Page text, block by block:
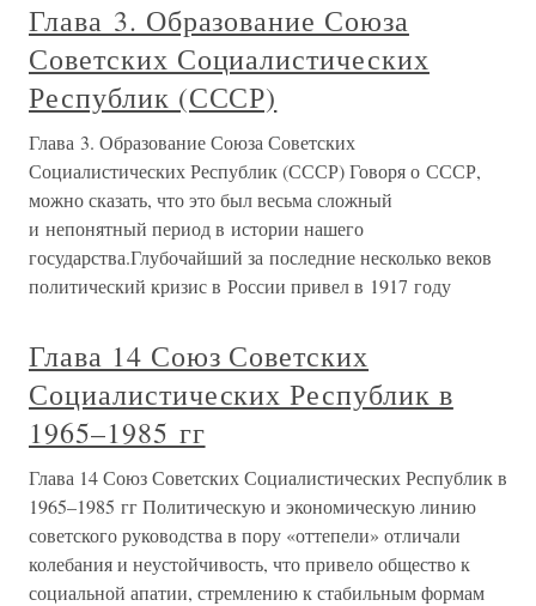
Глава 3. Образование Союза
Советских Социалистических
Республик (СССР)
Глава 3. Образование Союза Советских
Социалистических Республик (СССР) Говоря о СССР,
можно сказать, что это был весьма сложный
и непонятный период в истории нашего
государства.Глубочайший за последние несколько веков
политический кризис в России привел в 1917 году
Глава 14 Союз Советских
Социалистических Республик в
1965–1985 гг
Глава 14 Союз Советских Социалистических Республик в
1965–1985 гг Политическую и экономическую линию
советского руководства в пору «оттепели» отличали
колебания и неустойчивость, что привело общество к
социальной апатии, стремлению к стабильным формам